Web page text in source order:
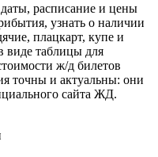
расписание и цены
узнать о наличии
плацкарт, купе и
виде таблицы для
ж/д билетов
точны и актуальны: они
сайта ЖД.